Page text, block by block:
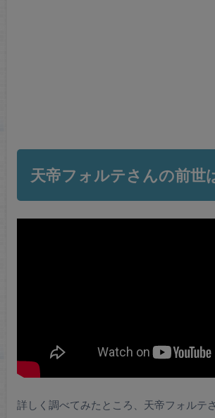
天帝フォルテさんの前世
詳しく調べてみたところ、天帝フォルテ